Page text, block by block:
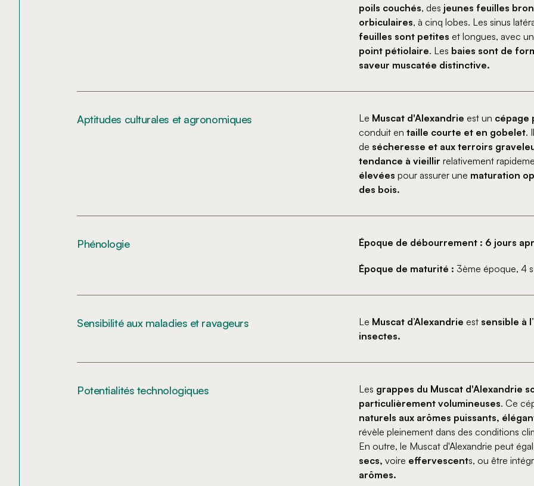
poils couchés, des jeunes feuilles
orbiculaires, à cinq lobes. Les sinus
feuilles sont petites et longues, avec
point pétiolaire. Les baies sont de
saveur muscatée distinctive​.
Aptitudes culturales et agronomiques Le Muscat d'Alexandrie est un cépage
conduit en taille courte et en gobelet.
de sécheresse et aux terroirs
tendance à vieillir relativement
élevées pour assurer une maturation
des bois​.
Phénologie Époque de débourrement : 6 jours
Époque de maturité : 3ème époque, 4
Sensibilité aux maladies et ravageurs Le Muscat d’Alexandrie est sensible à
insectes.
Potentialités technologiques Les grappes du Muscat d'Alexandrie
particulièrement volumineuses. Ce
naturels aux arômes puissants,
révèle pleinement dans des conditions
En outre, le Muscat d'Alexandrie peut
secs, voire effervescents, ou être
arômes.